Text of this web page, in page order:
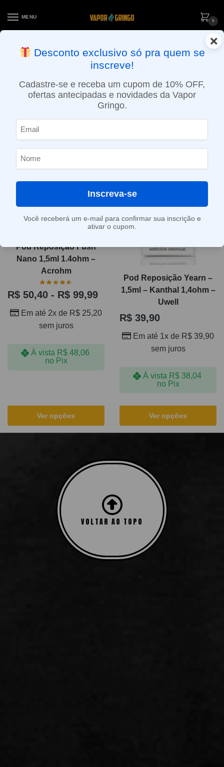
MENU
0
ENTREGA NO MESMO DIA EM SÃO PAULO (SEG A SEX): PEDIDOS
APROVADOS ATÉ 15:30 VIA MOTOBOY
1,5ml
Mostrando todos os 2 resultados
Pod Reposição Fush
Nano 1,5ml 1.4ohm –
Acrohm
R$ 50,40 - R$ 99,99
Em até 2x de R$ 25,20
sem juros
À vista R$48,06
no Pix
Ver opções
Pod Reposição Yearn –
1,5ml – Kanthal 1,4ohm –
Uwell
R$ 39,90
Em até 1x de R$ 39,90
sem juros
À vista R$38,04
no Pix
Ver opções
VOLTAR AO TOPO
×
Desconto exclusivo só pra quem se
inscreve!
Cadastre-se e receba um cupom de 10% OFF,
ofertas antecipadas e novidades da Vapor
Gringo.
Inscreva-se
Você receberá um e-mail para confirmar sua inscrição e
ativar o cupom.